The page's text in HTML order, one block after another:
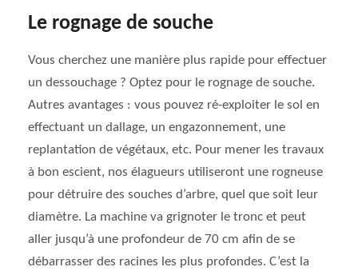
Le rognage de souche
Vous cherchez une manière plus rapide pour effectuer
un dessouchage ? Optez pour le rognage de souche.
Autres avantages : vous pouvez ré-exploiter le sol en
effectuant un dallage, un engazonnement, une
replantation de végétaux, etc. Pour mener les travaux
à bon escient, nos élagueurs utiliseront une rogneuse
pour détruire des souches d’arbre, quel que soit leur
diamètre. La machine va grignoter le tronc et peut
aller jusqu’à une profondeur de 70 cm afin de se
débarrasser des racines les plus profondes. C’est la